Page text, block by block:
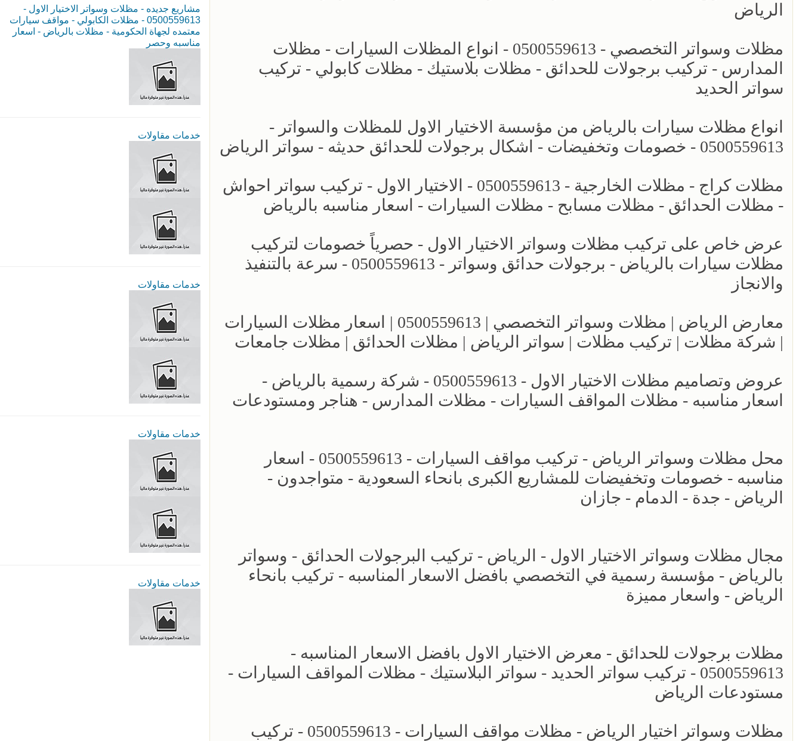
الرياض
مظلات وسواتر التخصصي - 0500559613 - انواع المظلات السيارات - مظلات
المدارس - تركيب برجولات للحدائق - مظلات بلاستيك - مظلات كابولي - تركيب
سواتر الحديد
انواع مظلات سيارات بالرياض من مؤسسة الاختيار الاول للمظلات والسواتر -
0500559613 - خصومات وتخفيضات - اشكال برجولات للحدائق حديثه - سواتر الرياض
مظلات كراج - مظلات الخارجية - 0500559613 - الاختيار الاول - تركيب سواتر احواش
- مظلات الحدائق - مظلات مسابح - مظلات السيارات - اسعار مناسبه بالرياض
عرض خاص على تركيب مظلات وسواتر الاختيار الاول - حصرياً خصومات لتركيب
مظلات سيارات بالرياض - برجولات حدائق وسواتر - 0500559613 - سرعة بالتنفيذ
والانجاز
معارض الرياض | مظلات وسواتر التخصصي | 0500559613 | اسعار مظلات السيارات
| شركة مظلات | تركيب مظلات | سواتر الرياض | مظلات الحدائق | مظلات جامعات
عروض وتصاميم مظلات الاختيار الاول - 0500559613 - شركة رسمية بالرياض -
اسعار مناسبه - مظلات المواقف السيارات - مظلات المدارس - هناجر ومستودعات
محل مظلات وسواتر الرياض - تركيب مواقف السيارات - 0500559613 - اسعار
مناسبه - خصومات وتخفيضات للمشاريع الكبرى بانحاء السعودية - متواجدون -
الرياض - جدة - الدمام - جازان
مجال مظلات وسواتر الاختيار الاول - الرياض - تركيب البرجولات الحدائق - وسواتر
بالرياض - مؤسسة رسمية في التخصصي بافضل الاسعار المناسبه - تركيب بانحاء
الرياض - واسعار مميزة
مظلات برجولات للحدائق - معرض الاختيار الاول بافضل الاسعار المناسبه -
0500559613 - تركيب سواتر الحديد - سواتر البلاستيك - مظلات المواقف السيارات -
مستودعات الرياض
مظلات وسواتر اختيار الرياض - مظلات مواقف السيارات - 0500559613 - تركيب
مشاريع جديده - مظلات وسواتر الاختيار الاول -
0500559613 - مظلات الكابولي - مواقف سيارات
معتمده لجهاة الحكومية - مظلات بالرياض - اسعار
مناسبه وحصر
خدمات مقاولات
خدمات مقاولات
خدمات مقاولات
خدمات مقاولات